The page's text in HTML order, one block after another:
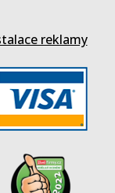
reklamy